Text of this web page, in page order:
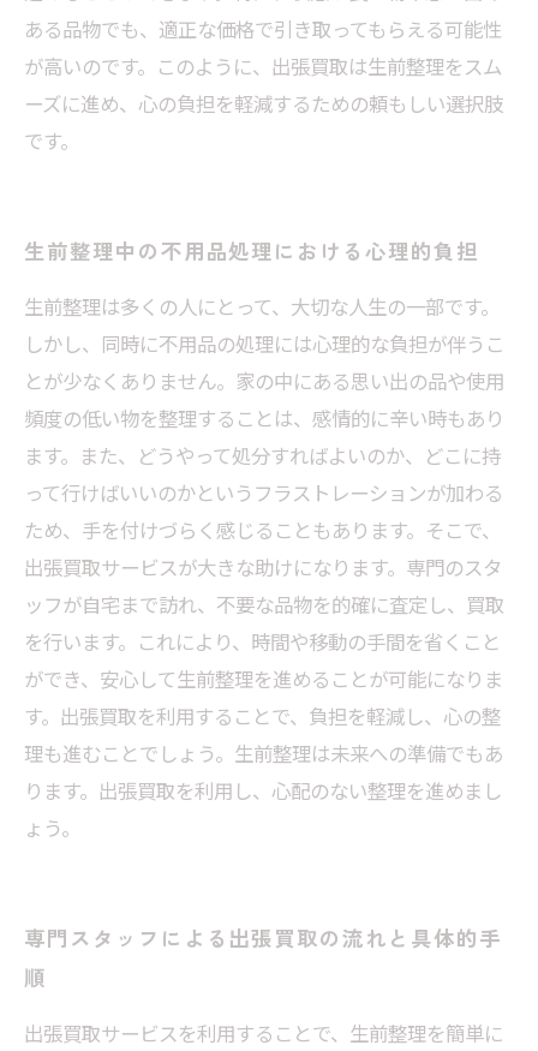
ある品物でも、適正な価格で引き取ってもらえる可能性
が高いのです。このように、出張買取は生前整理をスム
ーズに進め、心の負担を軽減するための頼もしい選択肢
です。
生前整理中の不用品処理における心理的負担
生前整理は多くの人にとって、大切な人生の一部です。
しかし、同時に不用品の処理には心理的な負担が伴うこ
とが少なくありません。家の中にある思い出の品や使用
頻度の低い物を整理することは、感情的に辛い時もあり
ます。また、どうやって処分すればよいのか、どこに持
って行けばいいのかというフラストレーションが加わる
ため、手を付けづらく感じることもあります。そこで、
出張買取サービスが大きな助けになります。専門のスタ
ッフが自宅まで訪れ、不要な品物を的確に査定し、買取
を行います。これにより、時間や移動の手間を省くこと
ができ、安心して生前整理を進めることが可能になりま
す。出張買取を利用することで、負担を軽減し、心の整
理も進むことでしょう。生前整理は未来への準備でもあ
ります。出張買取を利用し、心配のない整理を進めまし
ょう。
専門スタッフによる出張買取の流れと具体的手
順
出張買取サービスを利用することで、生前整理を簡単に